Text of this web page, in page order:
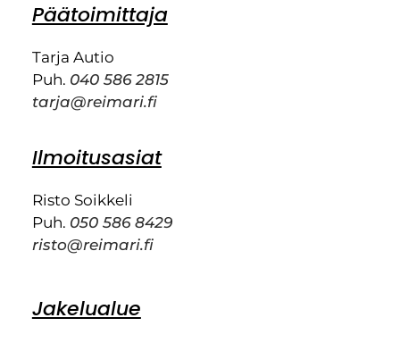
Päätoimittaja
Tarja Autio
Puh. 040 586 2815
tarja@reimari.fi
Ilmoitusasiat
Risto Soikkeli
Puh. 050 586 8429
risto@reimari.fi
Jakelualue